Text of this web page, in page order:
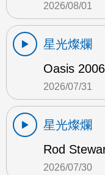
2026/08/01
星光燦爛
Oasis
2026/07/31
星光燦爛
Rod
2026/07/30